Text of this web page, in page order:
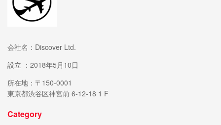
会社名：Discover Ltd.
設立 ：2018年5月10日
所在地：〒150-0001
東京都渋谷区神宮前 6-12-18 1 F
Category